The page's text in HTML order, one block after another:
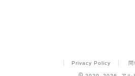
Privacy Policy